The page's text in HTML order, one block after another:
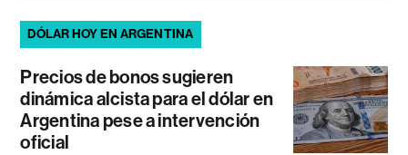
DÓLAR HOY EN ARGENTINA
Precios de bonos sugieren
dinámica alcista para el dólar en
Argentina pese a intervención
oficial